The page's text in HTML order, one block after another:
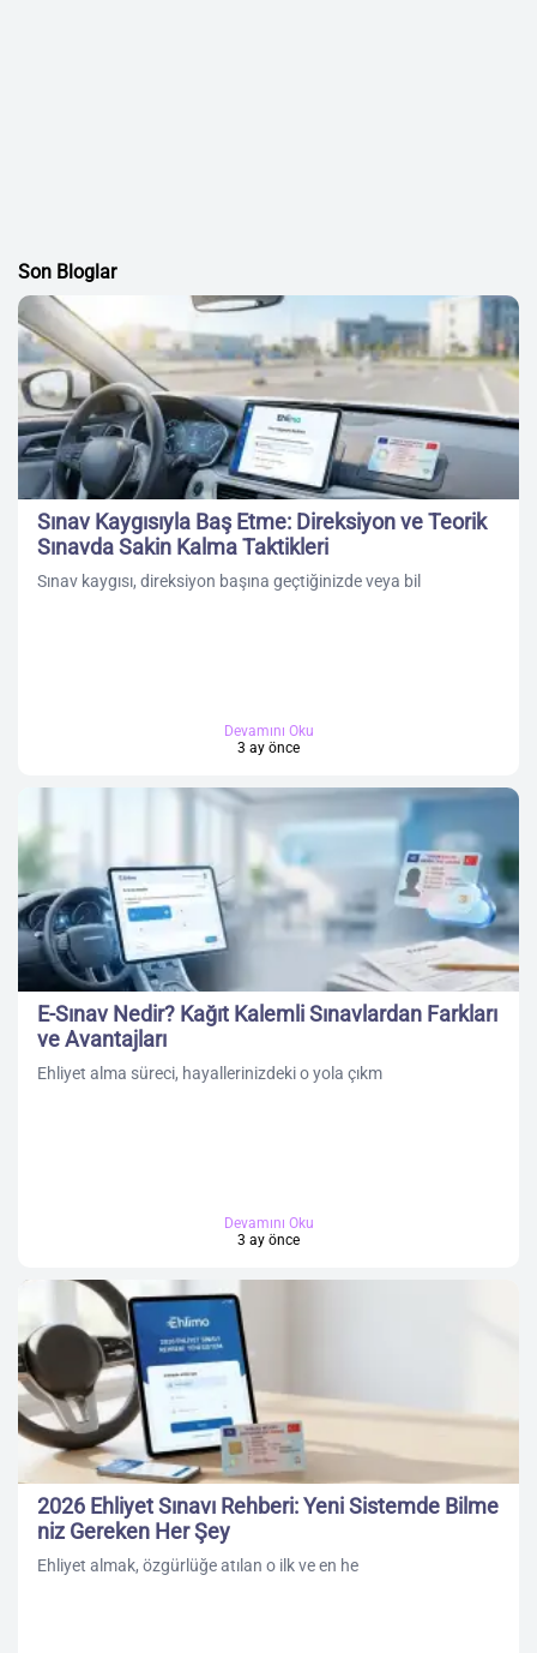
Son Bloglar
Sınav Kaygısıyla Baş Etme: Direksiyon ve Teorik
Sınavda Sakin Kalma Taktikleri
Sınav kaygısı, direksiyon başına geçtiğinizde veya bil
Devamını Oku
3 ay önce
E-Sınav Nedir? Kağıt Kalemli Sınavlardan Farkları
ve Avantajları
Ehliyet alma süreci, hayallerinizdeki o yola çıkm
Devamını Oku
3 ay önce
2026 Ehliyet Sınavı Rehberi: Yeni Sistemde Bilme
niz Gereken Her Şey
Ehliyet almak, özgürlüğe atılan o ilk ve en he